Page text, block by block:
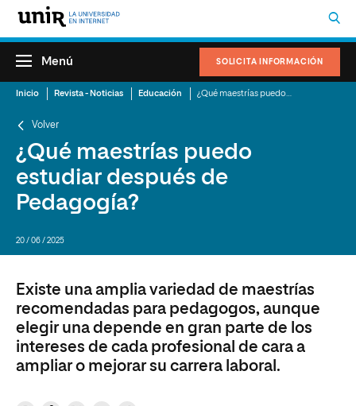
SOLICITA INFORMACIÓN
Menú
Inicio Revista - Noticias Educación
Volver
¿Qué maestrías puedo
estudiar después de
Pedagogía?
20 / 06 / 2025
Existe una amplia variedad de maestrías
recomendadas para pedagogos, aunque
elegir una depende en gran parte de los
intereses de cada profesional de cara a
ampliar o mejorar su carrera laboral.